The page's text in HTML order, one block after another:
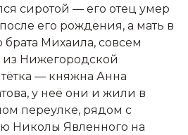
сиротой — его отец умер
его рождения, а мать в
брата Михаила, совсем
из Нижегородской
— княжна Анна
у неё они и жили в
переулке, рядом с
Николы Явленного на